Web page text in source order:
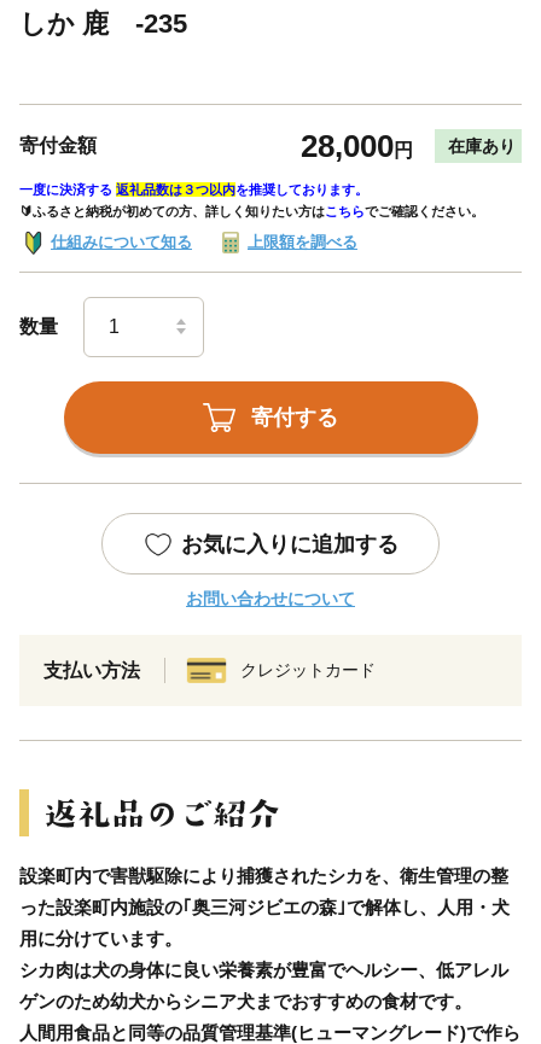
しか 鹿 -235
寄付金額 28,000円 在庫あり
一度に決済する 返礼品数は３つ以内を推奨しております。
🔰ふるさと納税が初めての方、詳しく知りたい方はこちらでご確認ください。
仕組みについて知る 上限額を調べる
数量
寄付する
お気に入りに追加する
お問い合わせについて
支払い方法 クレジットカード
設楽町内で害獣駆除により捕獲されたシカを、衛生管理の整
った設楽町内施設の｢奥三河ジビエの森｣で解体し、人用・犬
用に分けています。
シカ肉は犬の身体に良い栄養素が豊富でヘルシー、低アレル
ゲンのため幼犬からシニア犬までおすすめの食材です。
人間用食品と同等の品質管理基準(ヒューマングレード)で作ら